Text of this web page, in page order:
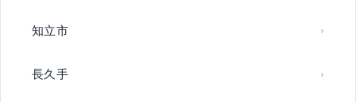
知立市
長久手